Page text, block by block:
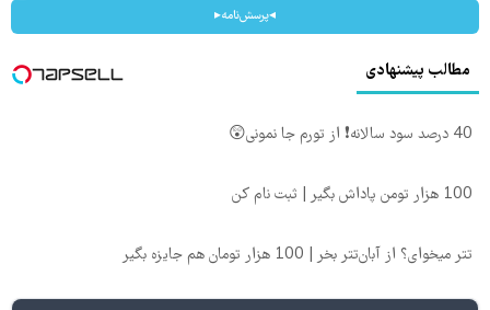
◂پرسش‌نامه▸
مطالب پیشنهادی
40 درصد سود سالانه❗ از تورم جا نمونی😲
100 هزار تومن پاداش بگیر | ثبت نام کن
تتر میخوای؟ از آبان‌تتر بخر | 100 هزار تومان هم جایزه بگیر